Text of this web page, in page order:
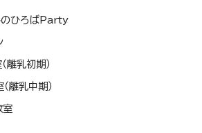
ひろばParty
離乳初期）
離乳中期）
室